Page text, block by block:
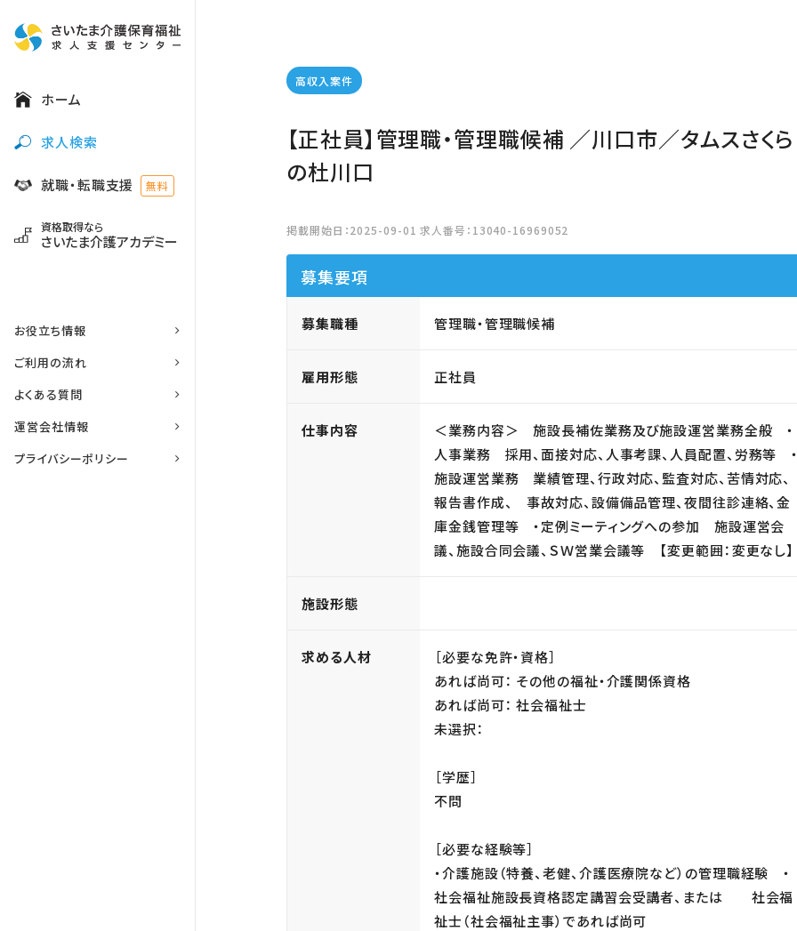
ホーム
求人検索
就職・転職支援 無料
資格取得なら
さいたま介護アカデミー
お役立ち情報
ご利用の流れ
よくある質問
運営会社情報
プライバシーポリシー
高収入案件
【正社員】管理職・管理職候補 ／川口市／タムスさくら
の杜川口
掲載開始日：2025-09-01 求人番号：13040-16969052
募集要項
募集職種 管理職・管理職候補
雇用形態 正社員
仕事内容
＜業務内容＞ 施設長補佐業務及び施設運営業務全般 ・
人事業務 採用、面接対応、人事考課、人員配置、労務等 ・
施設運営業務 業績管理、行政対応、監査対応、苦情対応、
報告書作成、 事故対応、設備備品管理、夜間往診連絡、金
庫金銭管理等 ・定例ミーティングへの参加 施設運営会
議、施設合同会議、ＳＷ営業会議等 【変更範囲：変更なし】
施設形態
求める人材
［必要な免許・資格］
あれば尚可： その他の福祉・介護関係資格
あれば尚可： 社会福祉士
未選択：
［学歴］
不問
［必要な経験等］
・介護施設（特養、老健、介護医療院など）の管理職経験 ・
社会福祉施設長資格認定講習会受講者、または 社会福
祉士（社会福祉主事）であれば尚可